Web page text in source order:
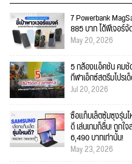
7 Powerbank
885 บาท ได้ฟีเจอร์จั
May 20, 2026
5 กล้องแอ็คชั่น คมชั
กีฬาเอ็กซ์สตรีมโปรเ
Jul 20, 2026
ซื้อแท็บเล็ตซัมซุงรุ่น
ดี เล่นเกมก็ลื่น! ถูกใ
6,490 บาทเท่านั้น!
May 23, 2026